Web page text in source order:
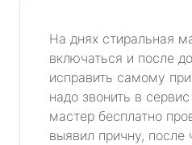
На днях стиральная
включаться и после
исправить самому
надо звонить в
мастер бесплатно
выявил причну, после